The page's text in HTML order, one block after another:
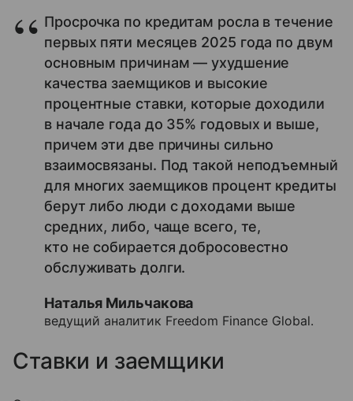
Просрочка по кредитам росла в течение
первых пяти месяцев 2025 года по двум
основным причинам — ухудшение
качества заемщиков и высокие
процентные ставки, которые доходили
в начале года до 35% годовых и выше,
причем эти две причины сильно
взаимосвязаны. Под такой неподъемный
для многих заемщиков процент кредиты
берут либо люди с доходами выше
средних, либо, чаще всего, те,
кто не собирается добросовестно
обслуживать долги.
Наталья Мильчакова
ведущий аналитик Freedom Finance Global.
Ставки и заемщики